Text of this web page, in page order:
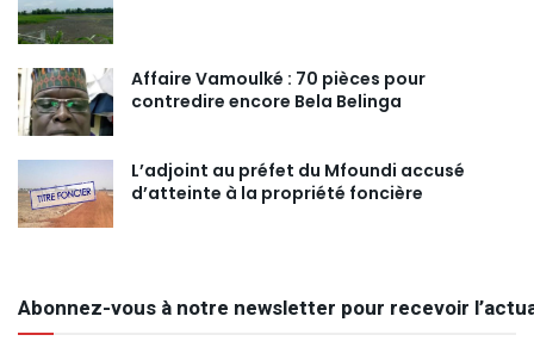
Affaire Vamoulké : 70 pièces pour
contredire encore Bela Belinga
L’adjoint au préfet du Mfoundi accusé
d’atteinte à la propriété foncière
Abonnez-vous à notre newsletter pour recevoir